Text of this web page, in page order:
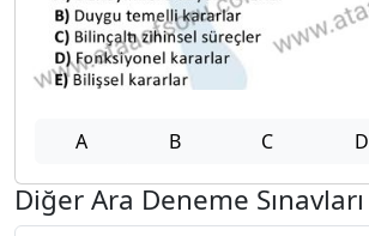
A B C D
Diğer Ara Deneme Sınavları